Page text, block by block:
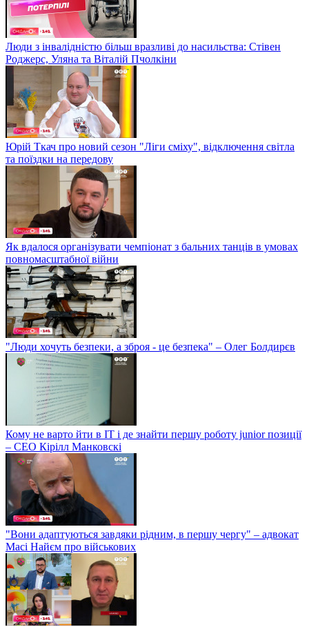
Люди з інвалідністю більш вразливі до насильства: Стівен
Роджерс, Уляна та Віталій Пчолкіни
Юрій Ткач про новий сезон "Ліги сміху", відключення світла
та поїздки на передову
Як вдалося організувати чемпіонат з бальних танців в умовах
повномасштабної війни
"Люди хочуть безпеки, а зброя - це безпека" – Олег Болдирєв
Кому не варто йти в IT і де знайти першу роботу junior позиції
– СЕО Кірілл Манковскі
"Вони адаптуються завдяки рідним, в першу чергу" – адвокат
Масі Найєм про військових